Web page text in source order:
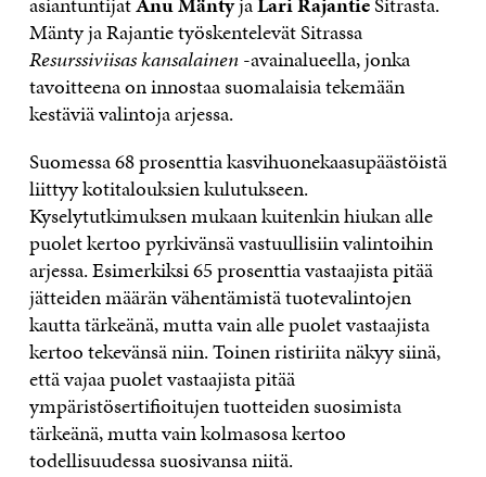
Mänty ja Rajantie työskentelevät Sitrassa
Resurssiviisas kansalainen-avainalueella, jonka
tavoitteena on innostaa suomalaisia tekemään
kestäviä valintoja arjessa.
Suomessa 68 prosenttia kasvihuonekaasupäästöistä
liittyy kotitalouksien kulutukseen.
Kyselytutkimuksen mukaan kuitenkin hiukan alle
puolet kertoo pyrkivänsä vastuullisiin valintoihin
arjessa. Esimerkiksi 65 prosenttia vastaajista pitää
jätteiden määrän vähentämistä tuotevalintojen
kautta tärkeänä, mutta vain alle puolet vastaajista
kertoo tekevänsä niin. Toinen ristiriita näkyy siinä,
että vajaa puolet vastaajista pitää
ympäristösertifioitujen tuotteiden suosimista
tärkeänä, mutta vain kolmasosa kertoo
todellisuudessa suosivansa niitä.